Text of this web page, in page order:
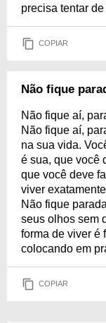
precisa tentar de
COPIAR
Não fique
Não fique aí,
Não fique aí,
na sua vida.
é sua, que você
que você deve
viver
Não fique
seus olhos sem
forma de viver é
colocando em
COPIAR